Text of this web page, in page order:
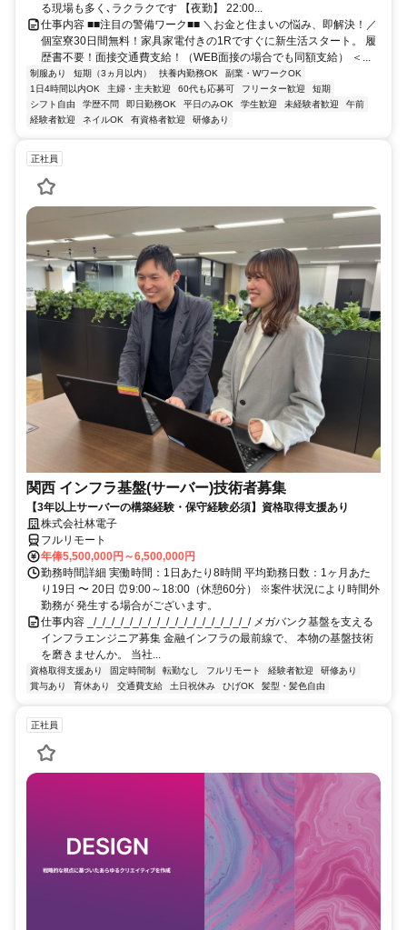
る現場も多く､ラクラクです 【夜勤】 22:00...
仕事内容 ■■注目の警備ワーク■■ ＼お金と住まいの悩み、即解決！／
個室寮30日間無料！家具家電付きの1Rですぐに新生活スタート。 履
歴書不要！面接交通費支給！（WEB面接の場合でも同額支給） ＜...
制服あり 短期（3ヵ月以内） 扶養内勤務OK
副業・WワークOK
1日4時間以内OK
主婦・主夫歓迎 60代も応募可 フリーター歓迎
短期
シフト自由
学歴不問 即日勤務OK 平日のみOK 学生歓迎 未経験者歓迎
午前
経験者歓迎
ネイルOK 有資格者歓迎 研修あり
正社員
関西 インフラ基盤(サーバー)技術者募集
【3年以上サーバーの構築経験・保守経験必須】資格取得支援あり
株式会社林電子
フルリモート
年俸5,500,000円～6,500,000円
勤務時間詳細 実働時間：1日あたり8時間 平均勤務日数：1ヶ月あた
り19日 〜 20日 ⏰9:00～18:00（休憩60分） ※案件状況により時間外
勤務が 発生する場合がございます。
仕事内容 _/_/_/_/_/_/_/_/_/_/_/_/_/_/_/_/_/_/ メガバンク基盤を支える
インフラエンジニア募集 金融インフラの最前線で、 本物の基盤技術
を磨きませんか。 当社...
資格取得支援あり 固定時間制 転勤なし フルリモート 経験者歓迎
研修あり
賞与あり
育休あり 交通費支給 土日祝休み ひげOK 髪型・髪色自由
正社員